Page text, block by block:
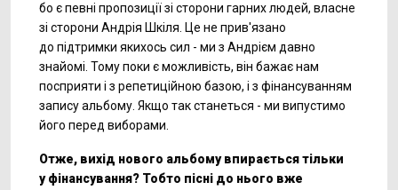
бо є певні пропозиції зі сторони гарних людей, власне
зі сторони Андрія Шкіля. Це не прив'язано
до підтримки якихось сил - ми з Андрієм давно
знайомі. Тому поки є можливість, він бажає нам
посприяти і з репетиційною базою, і з фінансуванням
запису альбому. Якщо так станеться - ми випустимо
його перед виборами.
Отже, вихід нового альбому впирається тільки
у фінансування? Тобто пісні до нього вже